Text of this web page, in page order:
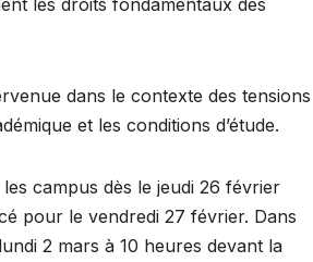
dans le contexte des tensions
et les conditions d’étude.
campus dès le jeudi 26 février
pour le vendredi 27 février. Dans
2 mars à 10 heures devant la